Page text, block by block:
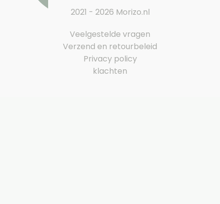
2021 - 2026 Morizo.nl
Veelgestelde vragen
Verzend en retourbeleid
Privacy policy
klachten